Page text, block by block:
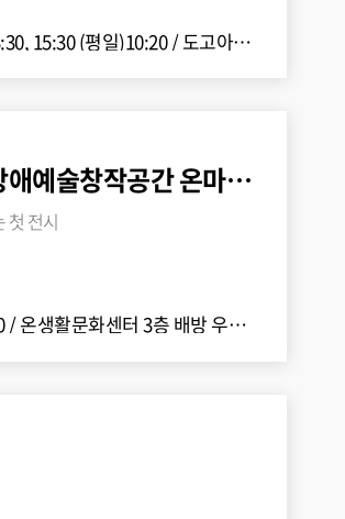
15:30 (평일)10:20/도고아트홀 공연장
<온마루의 첫 숨: 네 개의 시선> 장애예술창작공간 온마루 ..
첫 전시
/온생활문화센터 3층 배방 우리동네 갤러리(북수동로 43)